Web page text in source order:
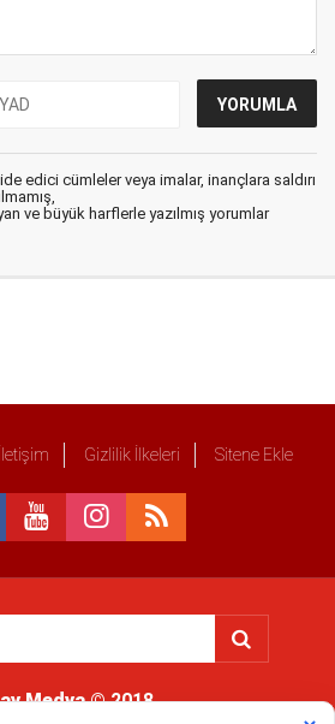
edici cümleler veya imalar, inançlara saldırı
ve büyük harflerle yazılmış yorumlar
İletişim Gizlilik İlkeleri Sitene Ekle
Medya© 2018